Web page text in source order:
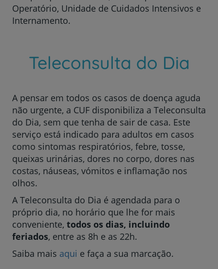
Operatório, Unidade de Cuidados Intensivos e
Internamento.
Teleconsulta do Dia
A pensar em todos os casos de doença aguda
não urgente, a CUF disponibiliza a Teleconsulta
do Dia, sem que tenha de sair de casa. Este
serviço está indicado para adultos em casos
como sintomas respiratórios, febre, tosse,
queixas urinárias, dores no corpo, dores nas
costas, náuseas, vómitos e inflamação nos
olhos.
A Teleconsulta do Dia é agendada para o
próprio dia, no horário que lhe for mais
conveniente, todos os dias, incluindo
feriados, entre as 8h e as 22h.
Saiba mais aqui e faça a sua marcação.